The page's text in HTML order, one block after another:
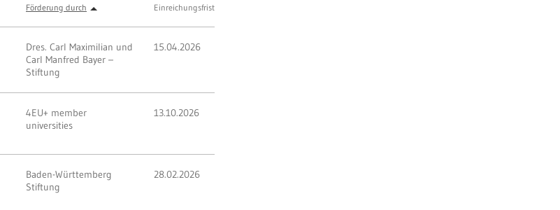
Förderung durch Einreichungsfrist
Dres. Carl Maximilian und
Carl Manfred Bayer –
Stiftung
15.04.2026
4EU+ member
universities
13.10.2026
Baden-Württemberg
Stiftung
28.02.2026